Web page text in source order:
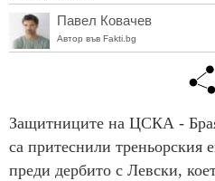
Павел Ковачев
Автор във Fakti.bg
Защитниците на ЦСКА -
са притеснили треньорския
преди дербито с Левски,